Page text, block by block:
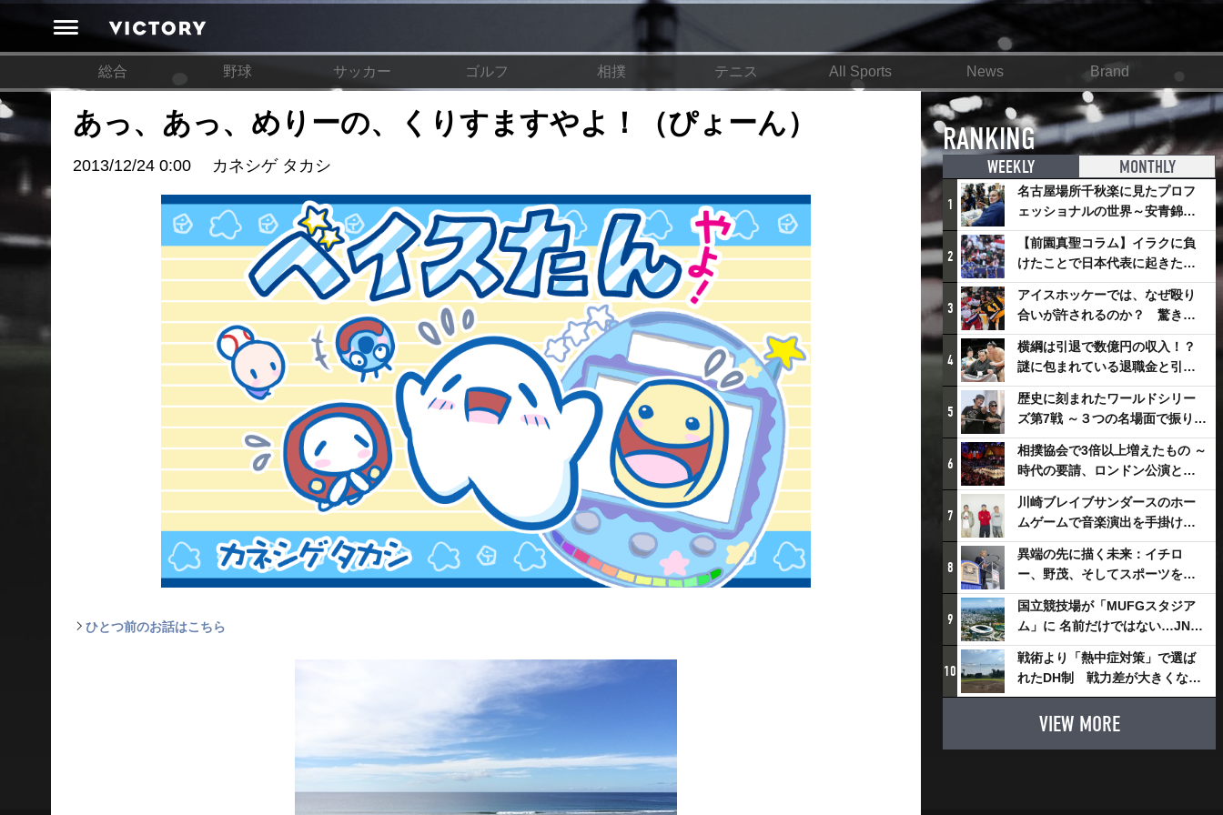
総合 野球 サッカー ゴルフ 相撲 テニス All Sports News Brand
あっ、あっ、めりーの、くりすますやよ！（ぴょーん）
2013/12/24 0:00 カネシゲ タカシ
ひとつ前のお話はこちら
RANKING
WEEKLY MONTHLY
1
名古屋場所千秋楽に見たプロフ
ェッショナルの世界～安青錦の
優勝を巡るさまざまなドラマ
2
【前園真聖コラム】イラクに負
けたことで日本代表に起きたプ
ラスとは
3
アイスホッケーでは、なぜ殴り
合いが許されるのか？ 驚きの
「ファイティング」ルールにつ
いて
4
横綱は引退で数億円の収入！？
謎に包まれている退職金と引退
相撲興行
5
歴史に刻まれたワールドシリー
ズ第7戦 ～３つの名場面で振り返
る～
6
相撲協会で3倍以上増えたもの ～
時代の要請、ロンドン公演と古
式大相撲
7
川崎ブレイブサンダースのホー
ムゲームで音楽演出を手掛ける
スチャダラパーが川崎新！アリ
ーナシティ・プロジェクトを語
る 「楽しみでしかないでしょ。
川崎は、ずっと成長曲線だか
ら」
8
異端の先に描く未来：イチロ
ー、野茂、そしてスポーツを支
える科学界の挑戦
9
国立競技場が「MUFGスタジア
ム」に 名前だけではない…JNSE
とMUFGが“共創”し描く地域活
性化・社会価値創造の近未来図
とは
10
戦術より「熱中症対策」で選ば
れたDH制 戦力差が大きくなる
懸念も
VIEW MORE